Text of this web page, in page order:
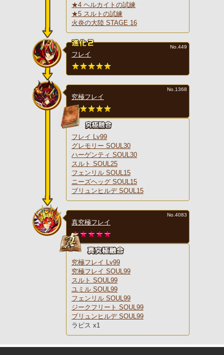
★4 ヘルカイトの試練
★5 スルトの試練
火炎の大陸 STAGE 16
フレイ
No.449
究極フレイ
No.1368
フレイ Lv99
グレモリー SOUL30
ハーゲンティ SOUL30
スルト SOUL25
フェンリル SOUL15
ニーズヘッグ SOUL15
ブリュンヒルデ SOUL15
真究極フレイ
No.4083
究極フレイ Lv99
究極フレイ SOUL99
スルト SOUL99
ユミル SOUL99
フェンリル SOUL99
ジークフリート SOUL99
ブリュンヒルデ SOUL99
ラピス x1